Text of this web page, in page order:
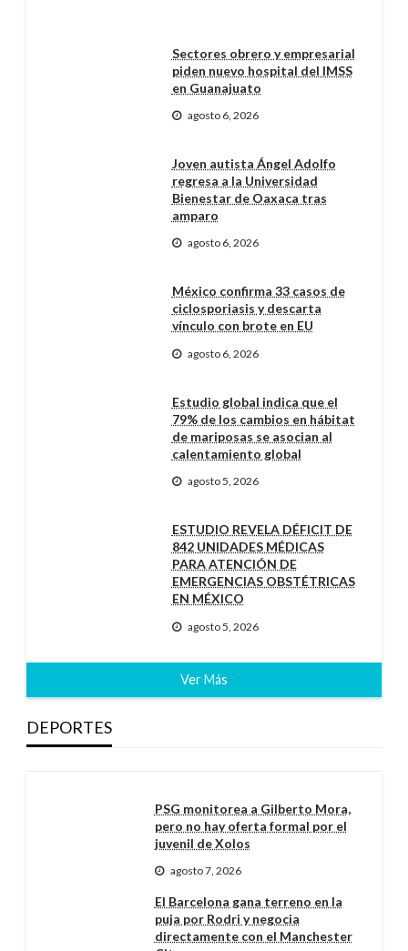
Sectores obrero y empresarial
piden nuevo hospital del IMSS
en Guanajuato
agosto 6, 2026
Joven autista Ángel Adolfo
regresa a la Universidad
Bienestar de Oaxaca tras
amparo
agosto 6, 2026
México confirma 33 casos de
ciclosporiasis y descarta
vínculo con brote en EU
agosto 6, 2026
Estudio global indica que el
79% de los cambios en hábitat
de mariposas se asocian al
calentamiento global
agosto 5, 2026
ESTUDIO REVELA DÉFICIT DE
842 UNIDADES MÉDICAS
PARA ATENCIÓN DE
EMERGENCIAS OBSTÉTRICAS
EN MÉXICO
agosto 5, 2026
Ver Más
DEPORTES
PSG monitorea a Gilberto Mora,
pero no hay oferta formal por el
juvenil de Xolos
agosto 7, 2026
El Barcelona gana terreno en la
puja por Rodri y negocia
directamente con el Manchester